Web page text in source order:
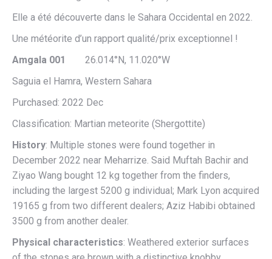
Elle a été découverte dans le Sahara Occidental en 2022.
Une météorite d’un rapport qualité/prix exceptionnel !
Amgala 001
26.014°N, 11.020°W
Saguia el Hamra, Western Sahara
Purchased: 2022 Dec
Classification: Martian meteorite (Shergottite)
History: Multiple stones were found together in
December 2022 near Meharrize. Said Muftah Bachir and
Ziyao Wang bought 12 kg together from the finders,
including the largest 5200 g individual; Mark Lyon acquired
19165 g from two different dealers; Aziz Habibi obtained
3500 g from another dealer.
Physical characteristics: Weathered exterior surfaces